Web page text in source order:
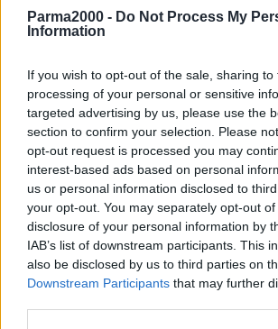
Parma2000 - Do Not Process My
Information
If you wish to opt-out of the sale, sharing
processing of your personal or sensitive
targeted advertising by us, please use the
section to confirm your selection. Please
opt-out request is processed you may
interest-based ads based on personal
us or personal information disclosed to
your opt-out. You may separately opt-out
disclosure of your personal information by
IAB’s list of downstream participants. This
also be disclosed by us to third parties on
Downstream Participants that may further
LA SFIDA DELLA DIGITALIZZAZIONE.Nel
emersa con forza l’importanza per le imprese
digitalizzazione per uscire dalla crisi, ma
strumento strategico servono infrastrutture
dei dati e formazione. Le Camere di
sempre, le imprese in questo percorso e si
ancora di più. Per aiutare le imprese a
più visibili, migliorare la presenza online,
digitale, proteggere la propria immagine e le
semplificare i rapporti con la pubblica